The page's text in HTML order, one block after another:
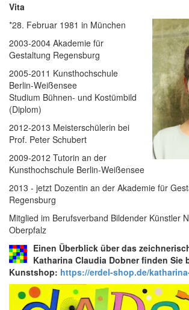
Vita
*28. Februar 1981 in München
2003-2004 Akademie für
Gestaltung Regensburg
2005-2011 Kunsthochschule
Berlin-Weißensee
Studium Bühnen- und Kostümbild
(Diplom)
2012-2013 Meisterschülerin bei
Prof. Peter Schubert
2009-2012 Tutorin an der
Kunsthochschule Berlin-Weißensee
2013 - jetzt Dozentin an der Akademie für
Regensburg
Mitglied im Berufsverband Bildender Künstler
Oberpfalz
Einen Überblick über das
Katharina Claudia Dobner finden Sie
Kunstshop: https://erdel-shop.de/